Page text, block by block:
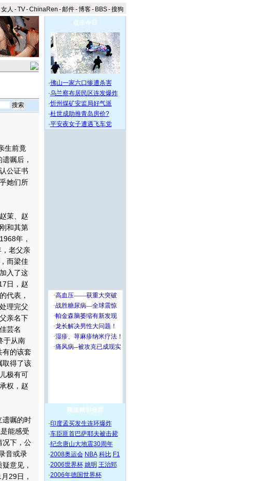
女人 -TV-ChinaRen -邮件-博客- BBS-搜狗
生前竟
嘱后，
公证书
她们所
茉、赵
和其第
年，
老父亲
而梁佳
入了这
日，赵
代表，
理完父
亲名下
芸名
于从南
有的该套
取得了该
极有可
权，赵
嘱的时
能感受
况下，公
音或录
意见，
29日，
点击今日
·佛山一家六口惨遭杀害
·乌兰察布居民区连发爆炸
·忻州煤矿安监局好气派
·杜世成助推青岛房价?
·平安夜女子遭遇飞车党
频道精彩推荐
·印度孟买发生连环爆炸
·车臣匪首巴萨耶夫被击毙
·纪念唐山大地震30周年
·2008奥运会 NBA 科比 F1
·2006世界杯 姚明 王治郅
·2006年德国世界杯